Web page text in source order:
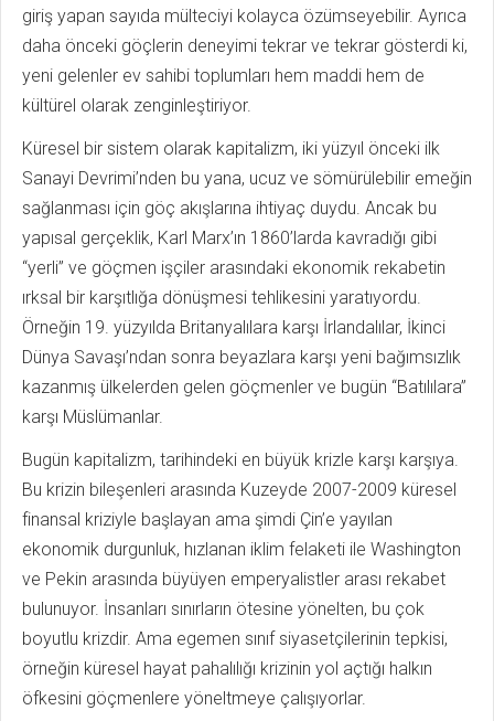
giriş yapan sayıda mülteciyi kolayca özümseyebilir. Ayrıca
daha önceki göçlerin deneyimi tekrar ve tekrar gösterdi ki,
yeni gelenler ev sahibi toplumları hem maddi hem de
kültürel olarak zenginleştiriyor.
Küresel bir sistem olarak kapitalizm, iki yüzyıl önceki ilk
Sanayi Devrimi’nden bu yana, ucuz ve sömürülebilir emeğin
sağlanması için göç akışlarına ihtiyaç duydu. Ancak bu
yapısal gerçeklik, Karl Marx’ın 1860’larda kavradığı gibi
“yerli” ve göçmen işçiler arasındaki ekonomik rekabetin
ırksal bir karşıtlığa dönüşmesi tehlikesini yaratıyordu.
Örneğin 19. yüzyılda Britanyalılara karşı İrlandalılar, İkinci
Dünya Savaşı’ndan sonra beyazlara karşı yeni bağımsızlık
kazanmış ülkelerden gelen göçmenler ve bugün “Batılılara”
karşı Müslümanlar.
Bugün kapitalizm, tarihindeki en büyük krizle karşı karşıya.
Bu krizin bileşenleri arasında Kuzeyde 2007-2009 küresel
finansal kriziyle başlayan ama şimdi Çin’e yayılan
ekonomik durgunluk, hızlanan iklim felaketi ile Washington
ve Pekin arasında büyüyen emperyalistler arası rekabet
bulunuyor. İnsanları sınırların ötesine yönelten, bu çok
boyutlu krizdir. Ama egemen sınıf siyasetçilerinin tepkisi,
örneğin küresel hayat pahalılığı krizinin yol açtığı halkın
öfkesini göçmenlere yöneltmeye çalışıyorlar.